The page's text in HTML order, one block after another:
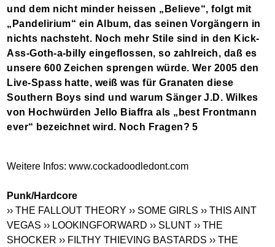
und dem nicht minder heissen „Believe“, folgt mit
„Pandelirium“ ein Album, das seinen Vorgängern in
nichts nachsteht. Noch mehr Stile sind in den Kick-
Ass-Goth-a-billy eingeflossen, so zahlreich, daß es
unsere 600 Zeichen sprengen würde. Wer 2005 den
Live-Spass hatte, weiß was für Granaten diese
Southern Boys sind und warum Sänger J.D. Wilkes
von Hochwürden Jello Biaffra als „best Frontmann
ever“ bezeichnet wird. Noch Fragen? 5
Weitere Infos:www.cockadoodledont.com
Punk/Hardcore
›› THE FALLOUT THEORY ›› SOME GIRLS ›› THIS AINT
VEGAS ›› LOOKINGFORWARD ›› SLUNT ›› THE
SHOCKER ›› FILTHY THIEVING BASTARDS ›› THE